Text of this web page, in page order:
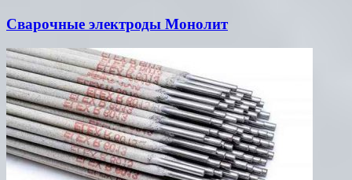
Сварочные электроды Монолит